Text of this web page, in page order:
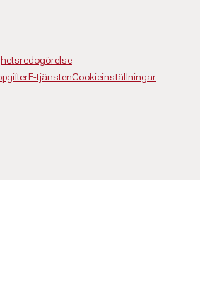
E-tjänstenCookieinställningar